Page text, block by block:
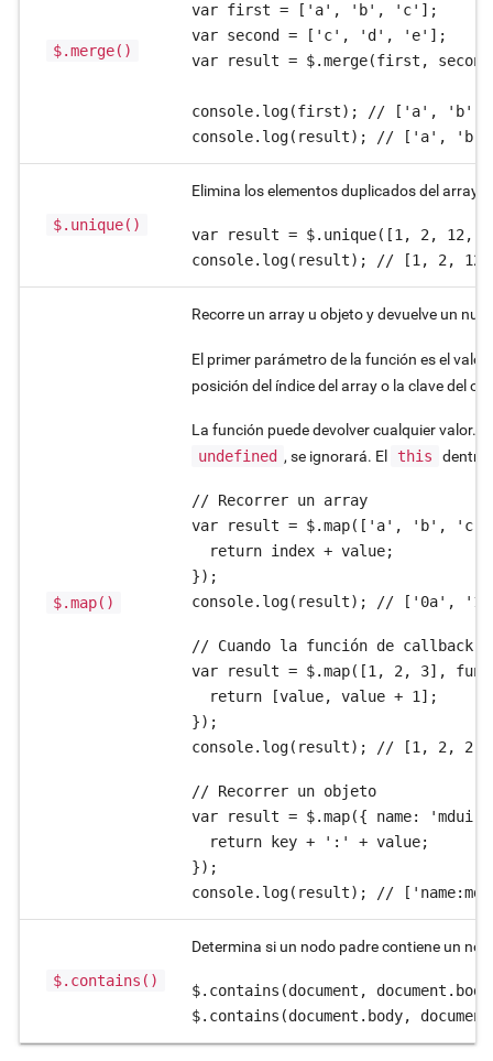
$.merge()
var first = ['a', 'b', 'c'];
var second = ['c', 'd', 'e'];
var result = $.merge(first,
console.log(first); // ['a',
console.log(result); // ['a',
$.unique()
Elimina los elementos duplicados del array.
var result = $.unique([1, 2,
console.log(result); // [1, 2,
$.map()
Recorre un array u objeto y devuelve un
El primer parámetro de la función es el
posición del índice del array o la clave del
La función puede devolver cualquier valor.
undefined , se ignorará. El this dentro
// Recorrer un array
var result = $.map(['a', 'b',
  return index + value;
});
console.log(result); // ['0a',
// Cuando la función de callback
var result = $.map([1, 2, 3],
  return [value, value + 1];
});
console.log(result); // [1, 2, 2,
// Recorrer un objeto
var result = $.map({ name:
  return key + ':' + value;
});
console.log(result); //
$.contains()
Determina si un nodo padre contiene un
$.contains(document,
$.contains(document.body,